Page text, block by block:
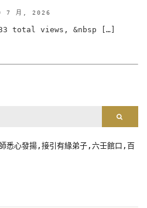
7 月, 2026
total views, &nbsp […]
悉心發揚,接引有緣弟子,六壬館口,百